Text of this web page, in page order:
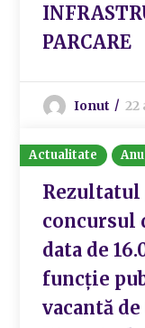
PARCARE
Ionut 22
Actualitate
Rezultatul
concursul
data de
funcție
vacantă